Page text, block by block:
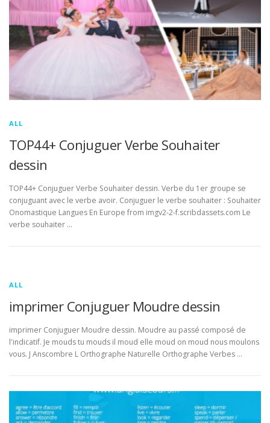
ALL
TOP44+ Conjuguer Verbe Souhaiter
dessin
TOP44+ Conjuguer Verbe Souhaiter dessin. Verbe du 1er groupe se
conjuguant avec le verbe avoir. Conjuguer le verbe souhaiter : Souhaiter
Onomastique Langues En Europe from imgv2-2-f.scribdassets.com Le
verbe souhaiter …
ALL
imprimer Conjuguer Moudre dessin
imprimer Conjuguer Moudre dessin. Moudre au passé composé de
l'indicatif. Je mouds tu mouds il moud elle moud on moud nous moulons
vous. J Anscombre L Orthographe Naturelle Orthographe Verbes …